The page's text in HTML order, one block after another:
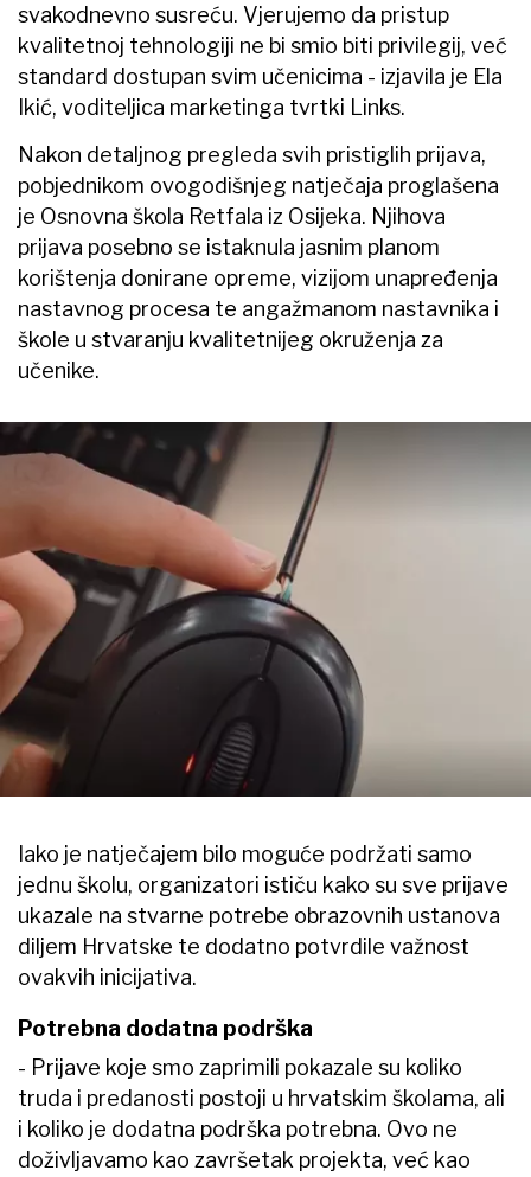
svakodnevno susreću. Vjerujemo da pristup
kvalitetnoj tehnologiji ne bi smio biti privilegij, već
standard dostupan svim učenicima - izjavila je Ela
Ikić, voditeljica marketinga tvrtki Links.
Nakon detaljnog pregleda svih pristiglih prijava,
pobjednikom ovogodišnjeg natječaja proglašena
je Osnovna škola Retfala iz Osijeka. Njihova
prijava posebno se istaknula jasnim planom
korištenja donirane opreme, vizijom unapređenja
nastavnog procesa te angažmanom nastavnika i
škole u stvaranju kvalitetnijeg okruženja za
učenike.
Iako je natječajem bilo moguće podržati samo
jednu školu, organizatori ističu kako su sve prijave
ukazale na stvarne potrebe obrazovnih ustanova
diljem Hrvatske te dodatno potvrdile važnost
ovakvih inicijativa.
Potrebna dodatna podrška
- Prijave koje smo zaprimili pokazale su koliko
truda i predanosti postoji u hrvatskim školama, ali
i koliko je dodatna podrška potrebna. Ovo ne
doživljavamo kao završetak projekta, već kao